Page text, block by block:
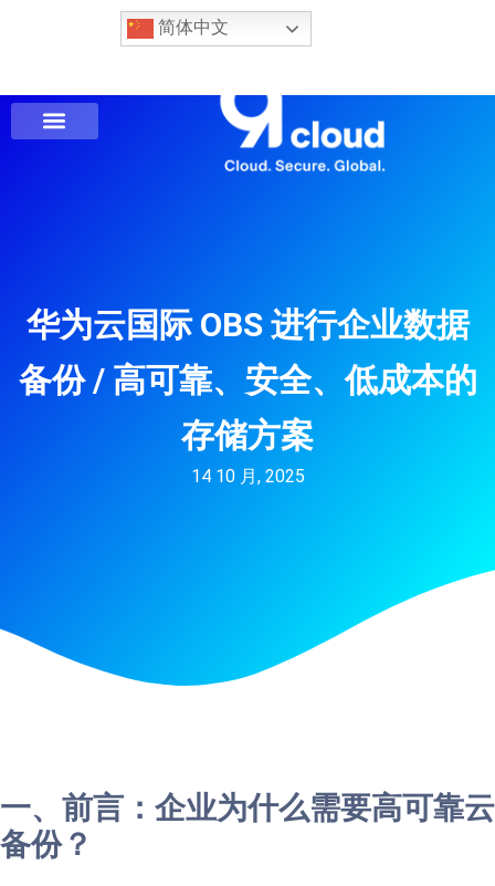
简体中文
华为云国际 OBS 进行企业数据
备份 / 高可靠、安全、低成本的
存储方案
14 10 月, 2025
一、前言：企业为什么需要高可靠云
备份？